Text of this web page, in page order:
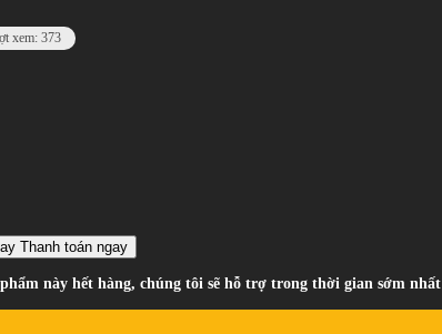
xem: 373
Thanh toán ngay
này hết hàng, chúng tôi sẽ hỗ trợ trong thời gian sớm nhất